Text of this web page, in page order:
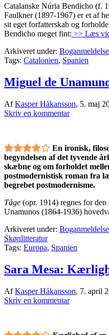
Catalanske Núria Bendicho (f.
Faulkner (1897-1967) er et af
sit eget forfatterskab og
Bendicho meget fint: >> Læs
Arkiveret under:
Tags: Catalonien, Spanien
Miguel de
AfKasper Håkansson, 5. maj
Skriv en kommentar
En ironisk,
begyndelsen af det tyvende
skæbne og om forholdet
postmodernistisk roman fra
begrebet postmodernisme.
Tåge (opr. 1914) regnes for
Unamunos (1864-1936)
Arkiveret under:
Skønlitteratur
Tags: Europa, Spanien
Sara Mesa:
AfKasper Håkansson, 7. april
Skriv en kommentar